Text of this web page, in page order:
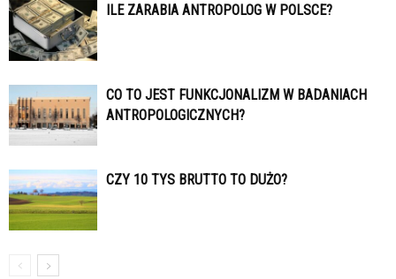
ILE ZARABIA ANTROPOLOG W POLSCE?
CO TO JEST FUNKCJONALIZM W BADANIACH
ANTROPOLOGICZNYCH?
CZY 10 TYS BRUTTO TO DUŻO?